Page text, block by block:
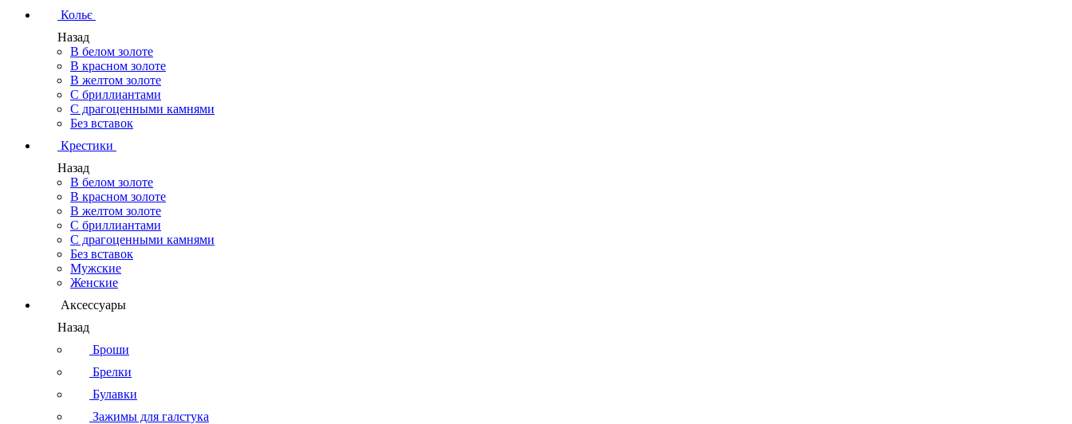
Кольє
Назад
В белом золоте
В красном золоте
В желтом золоте
С бриллиантами
С драгоценными камнями
Без вставок
Крестики
Назад
В белом золоте
В красном золоте
В желтом золоте
С бриллиантами
С драгоценными камнями
Без вставок
Мужские
Женские
Аксессуары
Назад
Броши
Брелки
Булавки
Зажимы для галстука